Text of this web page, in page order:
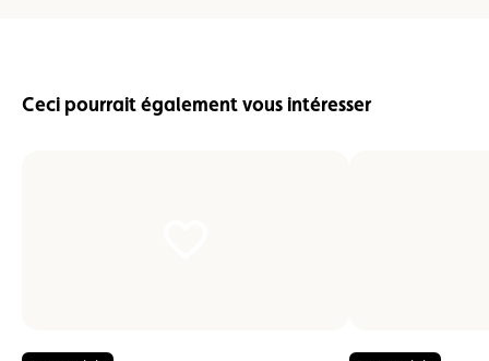
Ceci pourrait également vous intéresser